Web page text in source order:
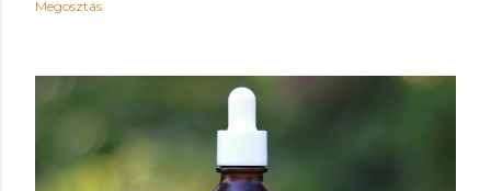
Megosztás